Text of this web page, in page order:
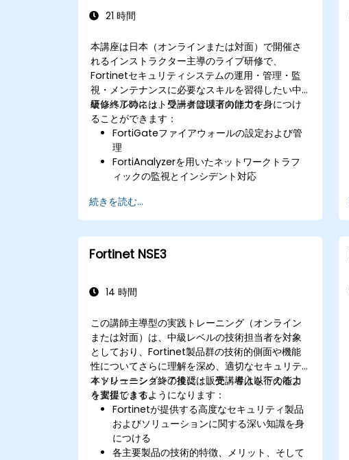
21 時間
本講座は日本（オンラインまたは対面）で開催さ
れるインストラクター主導のライブ研修で、
Fortinetセキュリティシステムの運用・管理・監
視・メンテナンスに必要なスキルを習得したい中
級レベルのネットワーク管理者向けです。
研修終了時には、受講者は以下の能力を身につけ
ることができます：
FortiGateファイアウォールの設定および管
理
FortiAnalyzerを用いたネットワークトラフ
ィックの監視とインシデント対応
びポリシーの管理
予防的メンテナンス手法の実施とネットワー
ク問題のトラブルシューティング
続きを読む...
Fortinet NSE3
14 時間
この講師主導型の実践トレーニング（オンライン
または対面）は、中級レベルの技術担当者を対象
としており、Fortinet製品群の技術的側面や機能
性についてさらに理解を深め、適切なセキュリテ
ィソリューションの推奨・販売・導入を行えるよ
う支援します。
本トレーニング終了後には、受講者は以下の能力
を習得できるようになります：
Fortinetが提供する高度なセキュリティ製品
およびソリューションに関する深い知識を身
につける
各主要製品の技術的特徴、メリット、そして